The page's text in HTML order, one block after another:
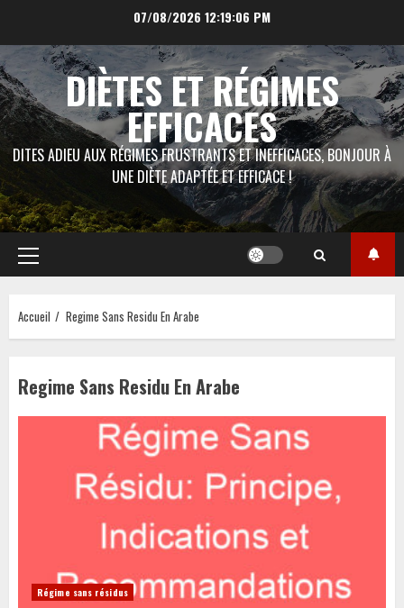
07/08/2026 12:19:06 PM
DIÈTES ET RÉGIMES
EFFICACES
DITES ADIEU AUX RÉGIMES FRUSTRANTS ET INEFFICACES, BONJOUR À
UNE DIÈTE ADAPTÉE ET EFFICACE !
Menu
principal
Accueil Regime Sans Residu En Arabe
Regime Sans Residu En Arabe
Régime sans résidus